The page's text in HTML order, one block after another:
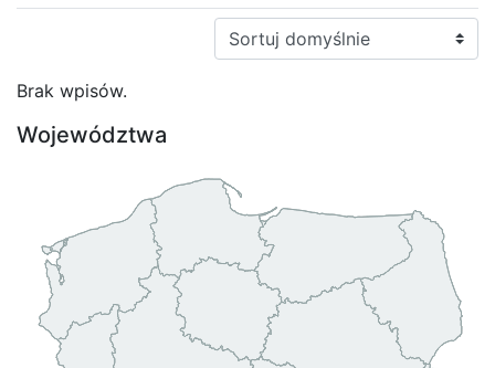
Sortuj:
Brak wpisów.
Województwa